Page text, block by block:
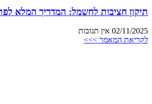
תיקון חציבות לחשמל: המדריך המלא
02/11/2025 אין תגובות
לקריאת המאמר >>>